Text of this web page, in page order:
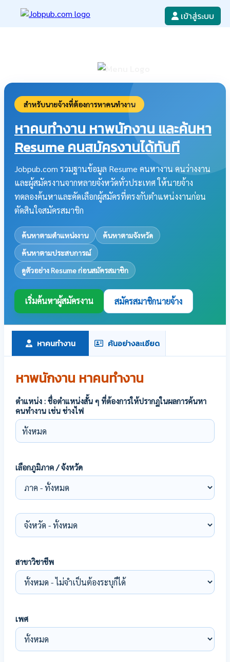
เข้าสู่ระบบ
สำหรับนายจ้างที่ต้องการหาคนทำงาน
หาคนทำงาน หาพนักงาน และค้นหา
Resume คนสมัครงานได้ทันที
Jobpub.com รวมฐานข้อมูล Resume คนหางาน คนว่างงาน
และผู้สมัครงานจากหลายจังหวัดทั่วประเทศ ให้นายจ้าง
ทดลองค้นหาและคัดเลือกผู้สมัครที่ตรงกับตำแหน่งงานก่อน
ตัดสินใจสมัครสมาชิก
ค้นหาตามตำแหน่งงาน
ค้นหาตามจังหวัด
ค้นหาตามประสบการณ์
ดูตัวอย่าง Resume ก่อนสมัครสมาชิก
เริ่มค้นหาผู้สมัครงาน สมัครสมาชิกนายจ้าง
หาคนทำงาน ค้นอย่างละเอียด
หาพนักงาน หาคนทำงาน
ตำแหน่ง : ชื่อตำแหน่งสั้น ๆ ที่ต้องการให้ปรากฏในผลการค้นหา
คนทำงาน เช่น ช่างไฟ
เลือกภูมิภาค / จังหวัด
สาขาวิชาชีพ
เพศ